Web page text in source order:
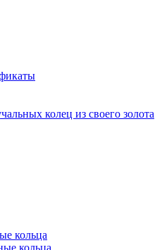
колец из своего золота
кольца
кольца